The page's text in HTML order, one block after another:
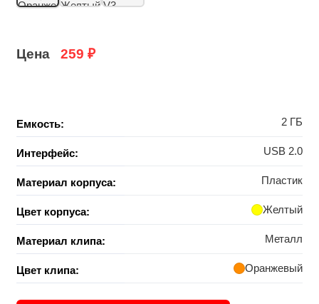
Цена 259₽
Емкость: 2 ГБ
Интерфейс: USB 2.0
Материал корпуса: Пластик
Цвет корпуса: Желтый
Материал клипа: Металл
Цвет клипа: Оранжевый